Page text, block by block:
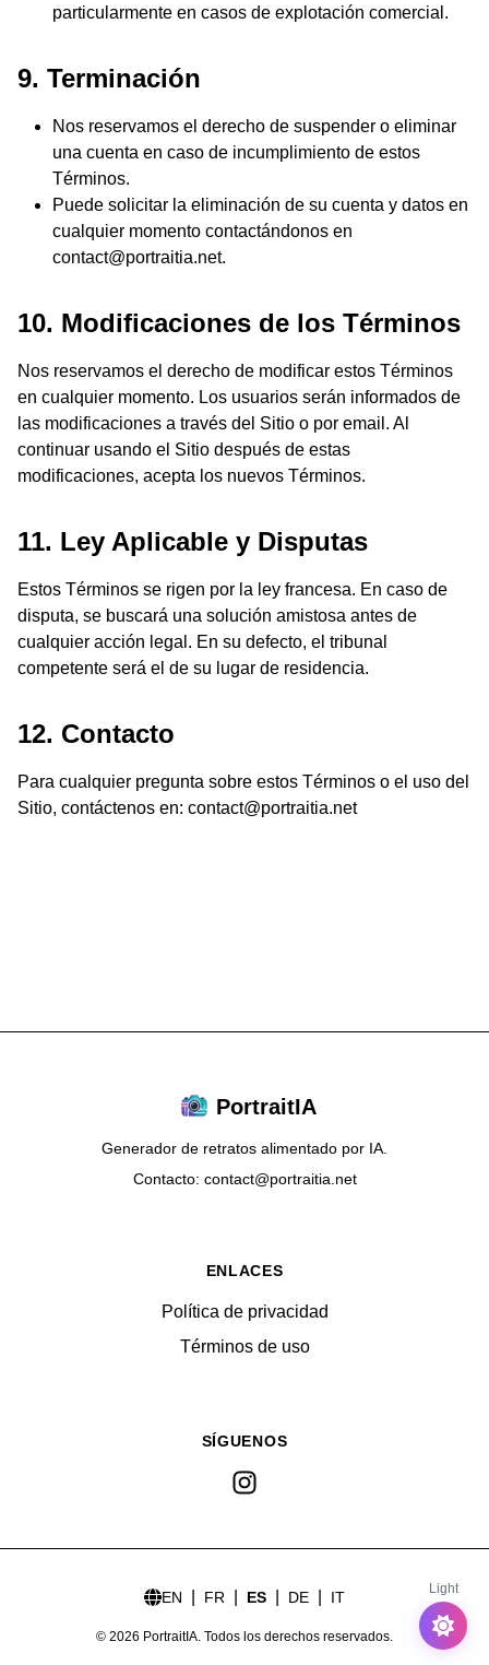
particularmente en casos de explotación comercial.
9. Terminación
Nos reservamos el derecho de suspender o eliminar
una cuenta en caso de incumplimiento de estos
Términos.
Puede solicitar la eliminación de su cuenta y datos en
cualquier momento contactándonos en
contact@portraitia.net.
10. Modificaciones de los Términos
Nos reservamos el derecho de modificar estos Términos
en cualquier momento. Los usuarios serán informados de
las modificaciones a través del Sitio o por email. Al
continuar usando el Sitio después de estas
modificaciones, acepta los nuevos Términos.
11. Ley Aplicable y Disputas
Estos Términos se rigen por la ley francesa. En caso de
disputa, se buscará una solución amistosa antes de
cualquier acción legal. En su defecto, el tribunal
competente será el de su lugar de residencia.
12. Contacto
Para cualquier pregunta sobre estos Términos o el uso del
Sitio, contáctenos en: contact@portraitia.net
PortraitIA
Generador de retratos alimentado por IA.
Contacto: contact@portraitia.net
ENLACES
Política de privacidad
Términos de uso
SÍGUENOS
Instagram
EN FR ES DE IT
© 2026 PortraitIA. Todos los derechos reservados.
Light